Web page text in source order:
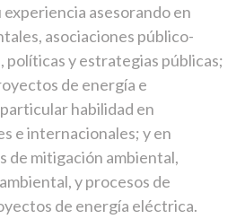
asesorando en
asociaciones público-
políticas y estrategias públicas;
de energía e
habilidad en
e internacionales; y en
de mitigación ambiental,
y procesos de
de energía eléctrica.